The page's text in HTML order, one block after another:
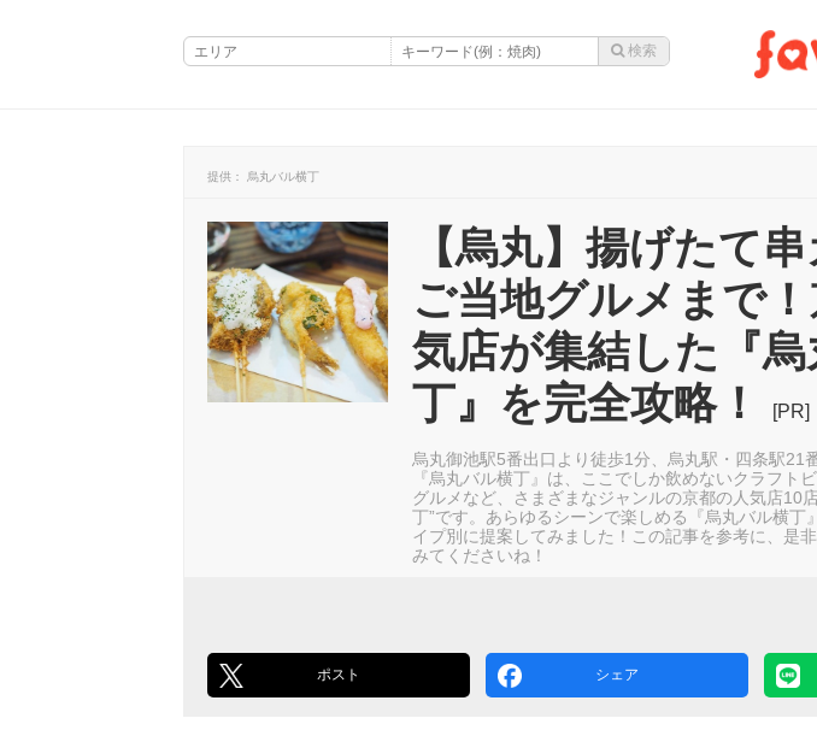
提供： 烏丸バル横丁
【烏丸】揚げたて
ご当地グルメまで
気店が集結した『
丁』を完全攻略！
[PR]
烏丸御池駅5番出口より徒歩1分、烏丸駅・四条駅21
『烏丸バル横丁』は、ここでしか飲めないクラフト
グルメなど、さまざまなジャンルの京都の人気店10
丁”です。あらゆるシーンで楽しめる『烏丸バル横丁
イプ別に提案してみました！この記事を参考に、是
みてくださいね！
ポスト シェア